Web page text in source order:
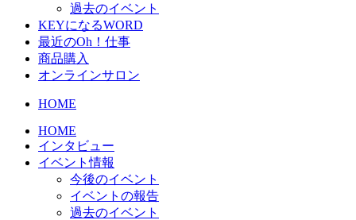
過去のイベント
KEYになるWORD
最近のOh！仕事
商品購入
オンラインサロン
HOME
HOME
インタビュー
イベント情報
今後のイベント
イベントの報告
過去のイベント